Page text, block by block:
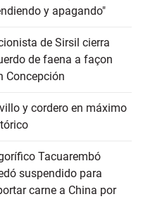
y apagando"
de Sirsil cierra
de faena a façon
Concepción
y cordero en máximo
Tacuarembó
suspendido para
carne a China por